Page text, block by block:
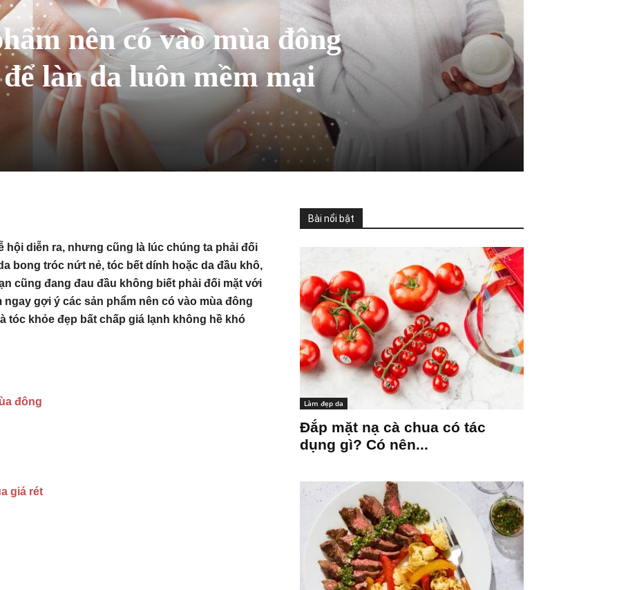
nên có vào mùa đông
làn da luôn mềm mại
hội diễn ra, nhưng cũng là lúc chúng ta phải đối
bong tróc nứt nẻ, tóc bết dính hoặc da đầu khô,
cũng đang đau đầu không biết phải đối mặt với
gợi ý các sản phẩm nên có vào mùa đông
tóc khỏe đẹp bất chấp giá lạnh không hề khó
đông
giá rét
Bài nổi bật
Làm đẹp da
Đắp mặt nạ cà chua có tác
dụng gì? Có nên...